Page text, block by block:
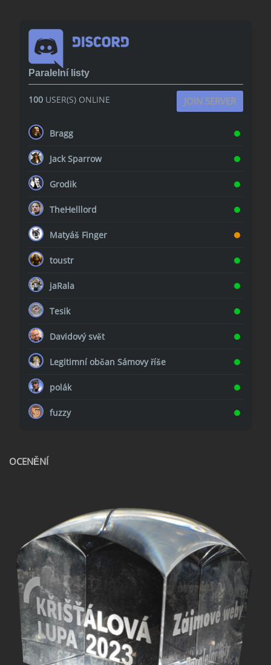
Paralelní listy
100USER(S) ONLINE JOIN SERVER
Bragg
Jack Sparrow
Grodik
TheHelllord
Matyáš Finger
toustr
jaRala
Tesik
Davidový svět
Legitimní občan Sámovy říše
polák
fuzzy
OCENĚNÍ